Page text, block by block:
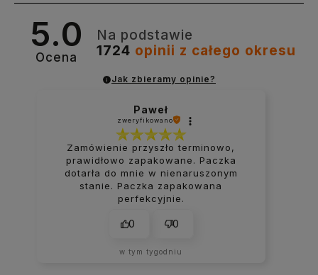
5.0
Ocena
Na podstawie
1724 opinii z całego okresu
Jak zbieramy opinie?
Paweł
zweryfikowano
Zamówienie przyszło terminowo,
prawidłowo zapakowane. Paczka
dotarła do mnie w nienaruszonym
stanie. Paczka zapakowana
perfekcyjnie.
0 0
w tym tygodniu